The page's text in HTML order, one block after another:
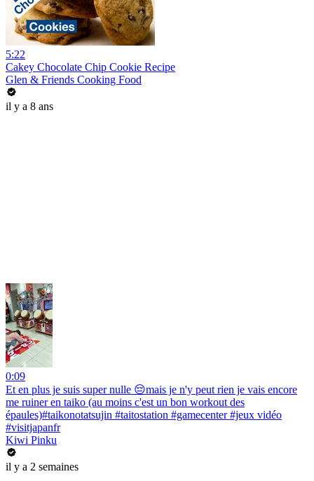
5:22
Cakey Chocolate Chip Cookie Recipe
Glen & Friends Cooking Food
il y a 8 ans
0:09
Et en plus je suis super nulle 😔mais je n'y peut rien je vais encore
me ruiner en taiko (au moins c'est un bon workout des
épaules)#taikonotatsujin #taitostation #gamecenter #jeux vidéo
#visitjapanfr
Kiwi Pinku
il y a 2 semaines